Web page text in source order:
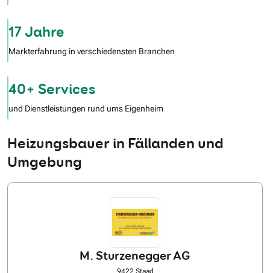
17 Jahre
Markterfahrung in verschiedensten Branchen
40+ Services
und Dienstleistungen rund ums Eigenheim
Heizungsbauer in Fällanden und
Umgebung
M. Sturzenegger AG